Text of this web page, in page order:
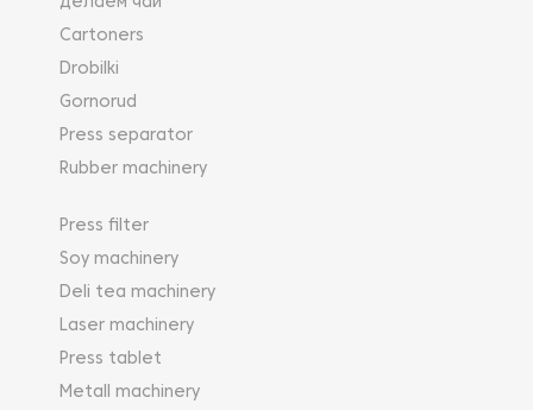
Cartoners
Drobilki
Gornorud
Press separator
Rubber machinery
Press filter
Soy machinery
Deli tea machinery
Laser machinery
Press tablet
Metall machinery